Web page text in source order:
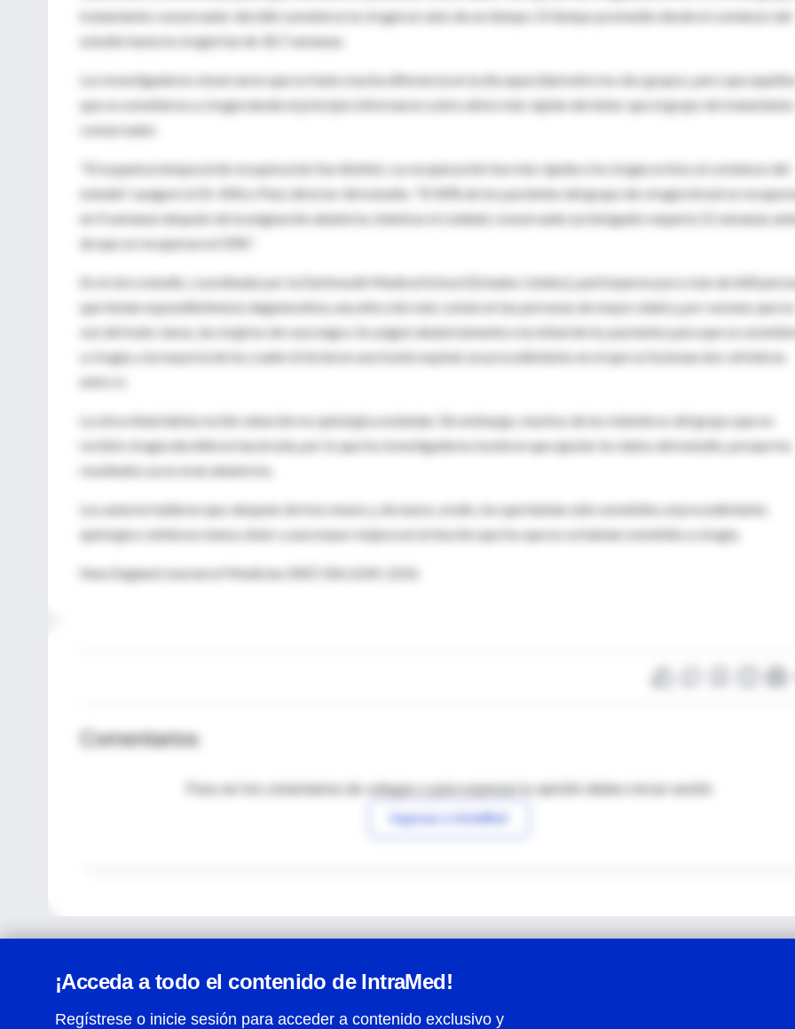
tratamiento conservador decidió someterse la cirugía al cabo de un tiempo. El tiempo promedio desde el comienzo del
estudio hasta la cirugía fue de 18,7 semanas.
Los investigadores observaron que no hubo mucha diferencia en la discapacidad entre los dos grupos, pero que aquéllos
que se sometieron a cirugía desde el principio informaron sobre alivio más rápido del dolor que el grupo de tratamiento
conservador.
"El esquema temporal de recuperación fue distinto. La recuperación fue más rápida si la cirugía se hizo al comienzo del
estudio", aseguró el Dr. Wilco Peul, director del estudio. "El 40% de los pacientes del grupo de cirugía inicial se
en 4 semanas después de la asignación aleatoria, mientras el cuidado conservador prolongado requería 12 semanas
de que se recuperara el 50%".
En el otro estudio, coordinado por la Dartmouth Medical School (Estados Unidos), participaron poco más de 600
que tenían espondilolistesis degenerativa, una afección más común en las personas de mayor edad y, por razones que no
son del todo claras, las mujeres de raza negra. Se asignó aleatoriamente a la mitad de los pacientes para que se
a cirugía, a la mayoría de los cuales le hicieron una fusión espinal, un procedimiento en el que se fusionan dos vértebras
entre sí.
La otra mitad debía recibir atención no quirúrgica estándar. Sin embargo, muchos de los miembros del grupo que no
recibió cirugía decidieron hacérsela, por lo que los investigadores tuvieron que ajustar los datos del estudio, porque los
resultados ya no eran aleatorios.
Los autores hallaron que, después de tres meses y, de nuevo, al año, los que habían sido sometidos al procedimiento
quirúrgico sintieron menos dolor y una mayor mejora en la función que los que no se habían sometido a cirugía.
New England Journal of Medicine 2007;356:2245-2256
Comentarios
Para ver los comentarios de colegas o para expresar tu opinión debes iniciar sesión
Ingresar a IntraMed
¡Acceda a todo el contenido de IntraMed!
Regístrese o inicie sesión para acceder a contenido exclusivo y